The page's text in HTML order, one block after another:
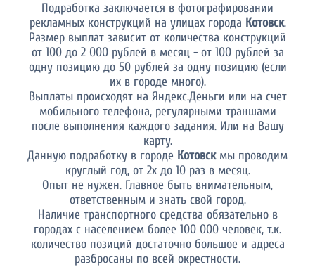
Подработка заключается в фотографировании
рекламных конструкций на улицах города Котовск.
Размер выплат зависит от количества конструкций
от 100 до 2 000 рублей в месяц - от 100 рублей за
одну позицию до 50 рублей за одну позицию (если
их в городе много).
Выплаты происходят на Яндекс.Деньги или на счет
мобильного телефона, регулярными траншами
после выполнения каждого задания. Или на Вашу
карту.
Данную подработку в городе Котовскмы проводим
круглый год, от 2х до 10 раз в месяц.
Опыт не нужен. Главное быть внимательным,
ответственным и знать свой город.
Наличие транспортного средства обязательно в
городах с населением более 100 000 человек, т.к.
количество позиций достаточно большое и адреса
разбросаны по всей окрестности.